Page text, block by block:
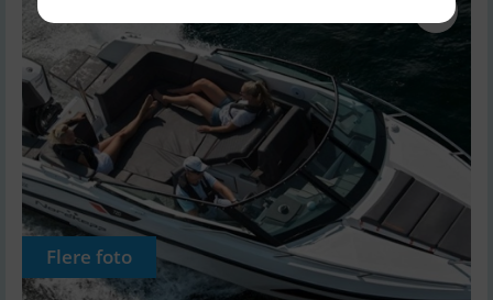
Flere foto